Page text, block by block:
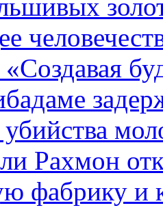
убийства
Рахмон
фабрику и